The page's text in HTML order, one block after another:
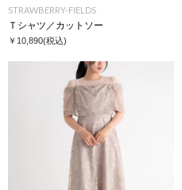
STRAWBERRY-FIELDS
Ｔシャツ／カットソー
￥10,890(税込)